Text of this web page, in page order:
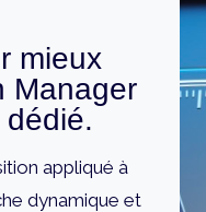
mieux
Manager
appliqué à
dynamique et